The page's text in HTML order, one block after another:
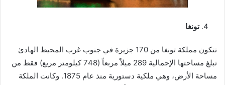
تونغا
تتكون مملكة تونغا من 170 جزيرة في جنوب غرب المحيط الهادئ
تبلغ مساحتها الإجمالية 289 ميلاً مربعاً (748 كيلومتر مربع) فقط من
مساحة الأرض، وهي ملكية دستورية منذ عام 1875. وكانت الملكة